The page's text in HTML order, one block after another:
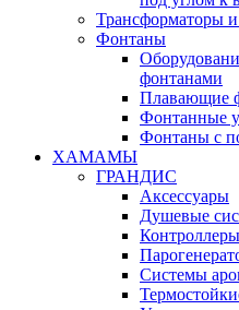
Трансформаторы
Фонтаны
фонтанами
Плавающие
Фонтанные
Фонтаны с
ХАМАМЫ
ГРАНДИС
Аксессуары
Душевые
Системы